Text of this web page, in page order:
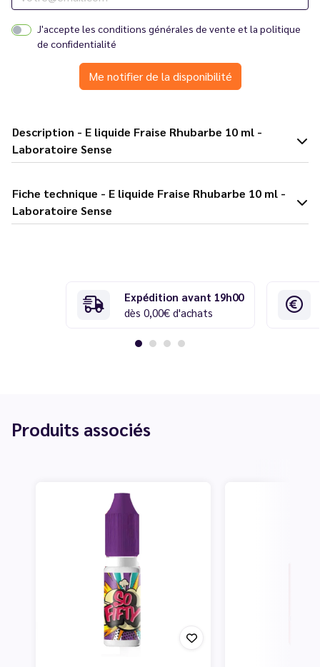
J'accepte les conditions générales de vente et la politique
de confidentialité
Me notifier de la disponibilité
Description - E liquide Fraise Rhubarbe 10 ml -
Laboratoire Sense
Fiche technique - E liquide Fraise Rhubarbe 10 ml -
Laboratoire Sense
Expédition avant 19h00
dès 0,00€ d'achats
Produits associés